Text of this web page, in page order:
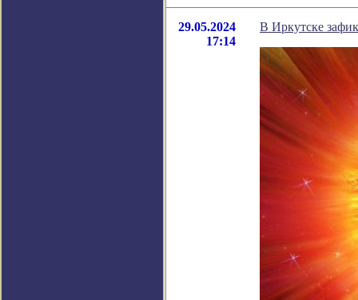
29.05.2024
17:14
В Иркутске